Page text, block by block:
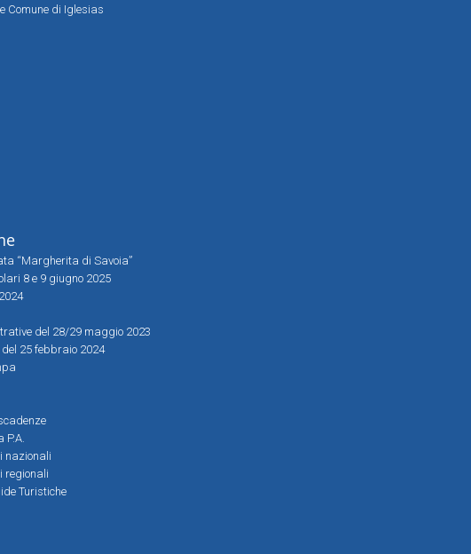
Comune di Iglesias
“Margherita di Savoia”
8 e 9 giugno 2025
del 28/29 maggio 2023
25 febbraio 2024
nazionali
regionali
Turistiche